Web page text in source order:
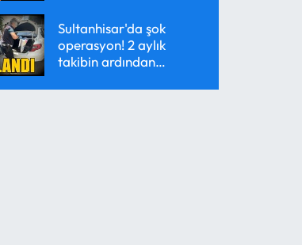
Sultanhisar'da şok
operasyon! 2 aylık
takibin ardından